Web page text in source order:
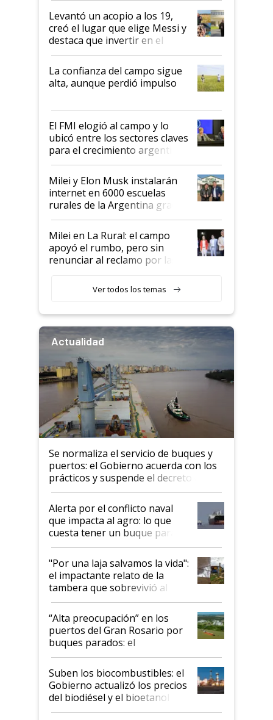
Levantó un acopio a los 19,
creó el lugar que elige Messi y
destaca que invertir en el
kirchnerismo era como "darle
plata a un hijo para droga":
Juan Félix Rossetti, el libertario
que de una dura crisis salió
de Milei
La confianza del campo sigue
alta, aunque perdió impulso
El FMI elogió al campo y lo
ubicó entre los sectores claves
para el crecimiento argentino
Milei y Elon Musk instalarán
internet en 6000 escuelas
rurales de la Argentina gracias
a un acuerdo con Starlink
Milei en La Rural: el campo
apoyó el rumbo, pero sin
renunciar al reclamo por las
Ver todos los temas
Actualidad
Se normaliza el servicio de buques y
puertos: el Gobierno acuerda con los
prácticos y suspende el decreto de
desregulación
Alerta por el conflicto naval
que impacta al agro: lo que
cuesta tener un buque parado
y el peligro de que Argentina
pase a ser "país sucio"
"Por una laja salvamos la vida":
el impactante relato de la
tambera que sobrevivió al
tornado
“Alta preocupación” en los
puertos del Gran Rosario por
buques parados: el
funcionamiento de las
exportadoras en tensión tras
la medida de fuerza de los
prácticos
Suben los biocombustibles: el
Gobierno actualizó los precios
del biodiésel y el bioetanol